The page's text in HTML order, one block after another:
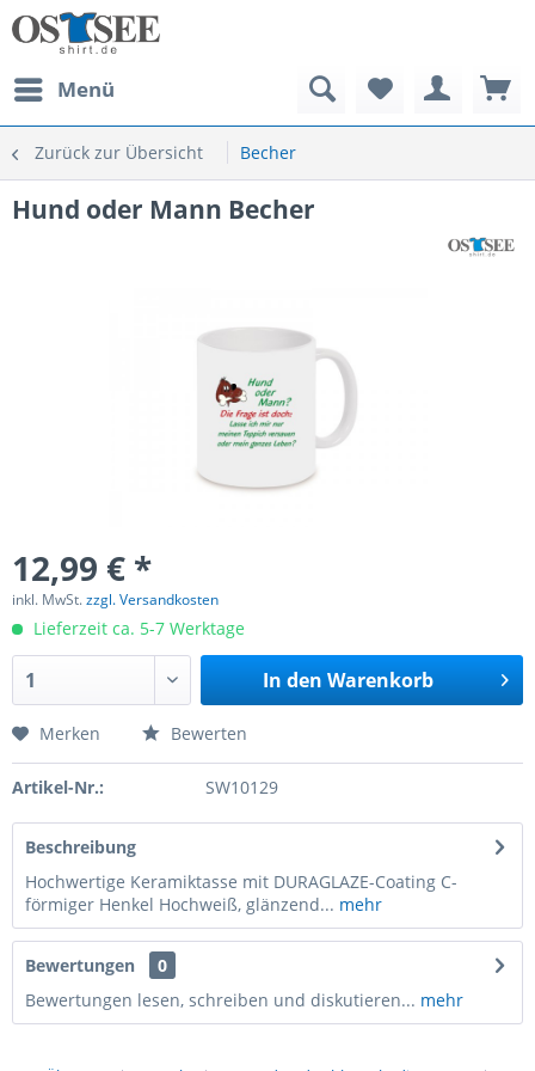
Menü
Zurück zur Übersicht Becher
Hund oder Mann Becher
12,99 € *
inkl. MwSt.zzgl. Versandkosten
Lieferzeit ca. 5-7 Werktage
In den Warenkorb
Merken Bewerten
Artikel-Nr.: SW10129
Beschreibung
Hochwertige Keramiktasse mit DURAGLAZE-Coating C-
förmiger Henkel Hochweiß, glänzend... mehr
Bewertungen
0
Bewertungen lesen, schreiben und diskutieren... mehr